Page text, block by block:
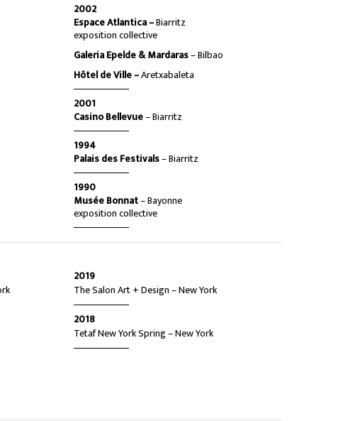
2002
Espace Atlantica –Biarritz
exposition collective
Galeria Epelde & Mardaras– Bilbao
Hôtel de Ville –Aretxabaleta
2001
Casino Bellevue– Biarritz
1994
Palais des Festivals– Biarritz
1990
Musée Bonnat– Bayonne
exposition collective
2019
The Salon Art + Design – New York
2018
Tetaf New York Spring – New York